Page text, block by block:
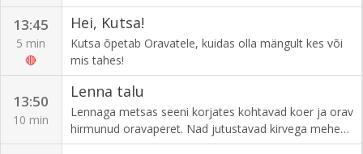
ookeane, mägesid, Kuud, planeete ja tähti. Koos
väikese, kuid juba täitsa suure poisiga tehakse läbi
peadpööritavaid seiklusi ja õpitakse iga kord midagi
uut.
13:45
5 min
🔴
Hei, Kutsa!
Kutsa õpetab Oravatele, kuidas olla mängult kes või
mis tahes!
13:50
10 min
Lenna talu
Lennaga metsas seeni korjates kohtavad koer ja orav
hirmunud oravaperet. Nad jutustavad kirvega mehest,
kes ähvardab nende puuonni maha raiuda. Kas nad